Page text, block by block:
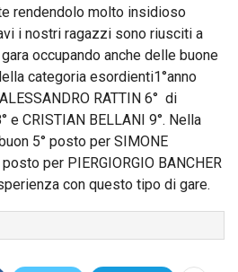
rendendolo molto insidioso
i nostri ragazzi sono riusciti a
occupando anche delle buone
categoria esordienti1°anno
RATTIN 6° di
e CRISTIAN BELLANI 9°. Nella
5° posto per SIMONE
per PIERGIORGIO BANCHER
con questo tipo di gare.